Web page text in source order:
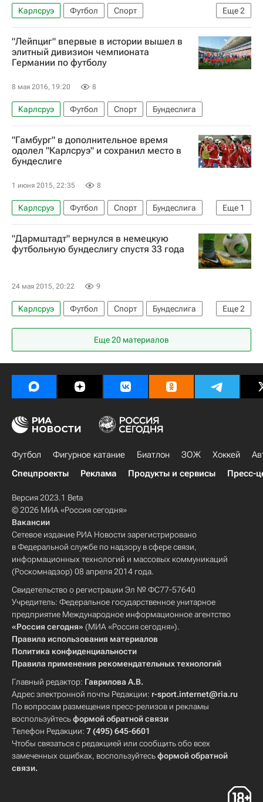
Еще2
Карлсруэ Футбол
Спорт
РПЛ 2026-2027 (Чемпионат России по футболу)
Оренбург
"Лейпциг" впервые в истории вышел в
элитный дивизион чемпионата
Германии по футболу
8 мая 2016, 19:20 8
Карлсруэ Футбол Спорт Бундеслига
"Гамбург" в дополнительное время
одолел "Карлсруэ" и сохранил место в
бундеслиге
1 июня 2015, 22:35 8
Еще 1
Карлсруэ Футбол Спорт
Бундеслига
Гамбург
"Дармштадт" вернулся в немецкую
футбольную бундеслигу спустя 33 года
24 мая 2015, 20:22 9
Еще2
Карлсруэ Футбол Спорт
Бундеслига
Санкт-Паули
Ингольштадт 04
Еще 20 материалов
Футбол Фигурное катание Биатлон ЗОЖ Хоккей
Спецпроекты
Реклама Продукты и сервисы Пресс-
Версия 2023.1 Beta
© 2026 МИА «Россия сегодня»
Вакансии
Сетевое издание РИА Новости зарегистрировано
в Федеральной службе по надзору в сфере связи,
информационных технологий и массовых коммуникаций
(Роскомнадзор) 08 апреля 2014 года.
Свидетельство о регистрации Эл № ФС77-57640
Учредитель: Федеральное государственное унитарное
предприятие Международное информационное агентство
«Россия сегодня» (МИА «Россия сегодня»).
Правила использования материалов
Политика конфиденциальности
Правила применения рекомендательных технологий
Главный редактор: Гаврилова А.В.
Адрес электронной почты Редакции: r-sport.internet@ria.ru
По вопросам размещения пресс-релизов и рекламы
воспользуйтесьформой обратной связи
Телефон Редакции: 7 (495) 645-6601
Чтобы связаться с редакцией или сообщить обо всех
замеченных ошибках, воспользуйтесьформой обратной
связи.